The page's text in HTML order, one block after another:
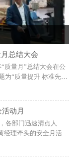
总结大会
质量月”总结大会在公
量提升 标准先
月圆满结束。二、6
动月
各部门迅速清点人
、安全宣传画张贴、